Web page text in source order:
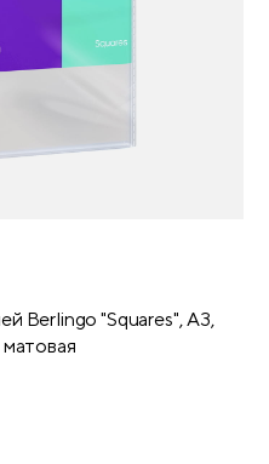
Berlingo "Squares", А3,